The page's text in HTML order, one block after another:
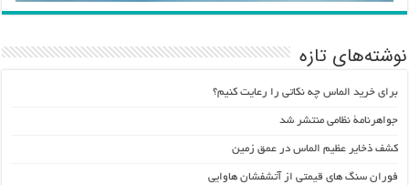
نوشته‌های تازه
برای خرید الماس چه نکاتی را رعایت کنیم؟
جواهرنامۀ نظامی منتشر شد
کشف ذخایر عظیم الماس در عمق زمین
فوران سنگ های قیمتی از آتشفشان هاوایی